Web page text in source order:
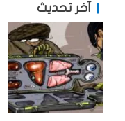
آخر تحديث